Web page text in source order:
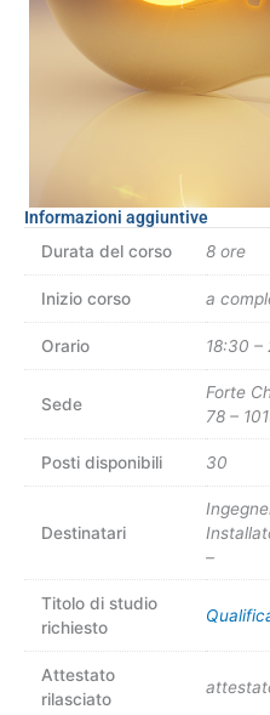
corretto
quantità
Informazioni aggiuntive
Durata del corso
8 ore
Inizio corso a
Orario 18:30 –
Sede
Forte
78 –
Posti disponibili 30
Destinatari
–
Titolo di studio
richiesto
Attestato
rilasciato